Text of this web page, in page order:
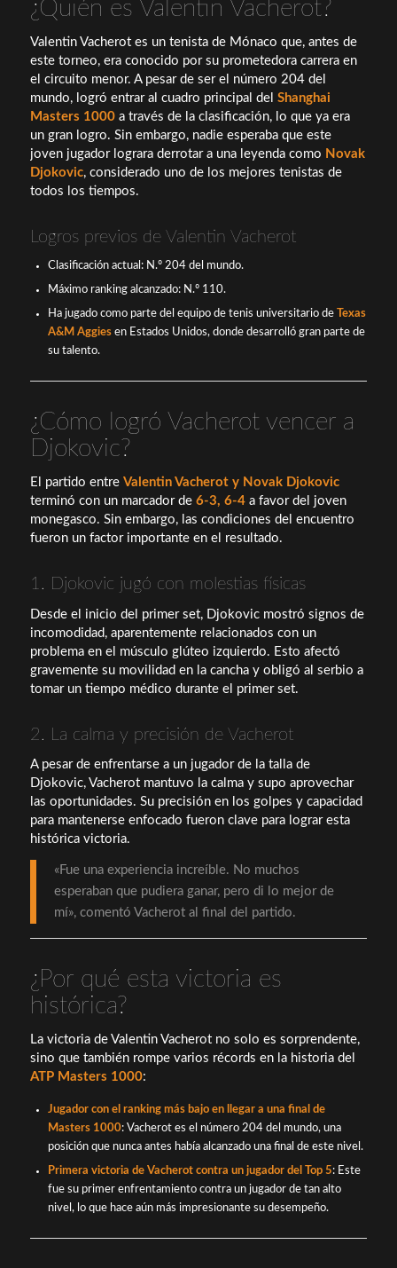
¿Quién es Valentin Vacherot?
Valentin Vacherot es un tenista de Mónaco que, antes de
este torneo, era conocido por su prometedora carrera en
el circuito menor. A pesar de ser el número 204 del
mundo, logró entrar al cuadro principal del Shanghai
Masters 1000a través de la clasificación, lo que ya era
un gran logro. Sin embargo, nadie esperaba que este
joven jugador lograra derrotar a una leyenda como Novak
Djokovic, considerado uno de los mejores tenistas de
todos los tiempos.
Logros previos de Valentin Vacherot
Clasificación actual: N.º 204 del mundo.
Máximo ranking alcanzado: N.º 110.
Ha jugado como parte del equipo de tenis universitario de Texas
A&M Aggiesen Estados Unidos, donde desarrolló gran parte de
su talento.
¿Cómo logró Vacherot vencer a
Djokovic?
El partido entre Valentin Vacherot y Novak Djokovic
terminó con un marcador de 6-3, 6-4a favor del joven
monegasco. Sin embargo, las condiciones del encuentro
fueron un factor importante en el resultado.
1. Djokovic jugó con molestias físicas
Desde el inicio del primer set, Djokovic mostró signos de
incomodidad, aparentemente relacionados con un
problema en el músculo glúteo izquierdo. Esto afectó
gravemente su movilidad en la cancha y obligó al serbio a
tomar un tiempo médico durante el primer set.
2. La calma y precisión de Vacherot
A pesar de enfrentarse a un jugador de la talla de
Djokovic, Vacherot mantuvo la calma y supo aprovechar
las oportunidades. Su precisión en los golpes y capacidad
para mantenerse enfocado fueron clave para lograr esta
histórica victoria.
«Fue una experiencia increíble. No muchos
esperaban que pudiera ganar, pero di lo mejor de
mí», comentó Vacherot al final del partido.
¿Por qué esta victoria es
histórica?
La victoria de Valentin Vacherot no solo es sorprendente,
sino que también rompe varios récords en la historia del
ATP Masters 1000:
Jugador con el ranking más bajo en llegar a una final de
Masters 1000: Vacherot es el número 204 del mundo, una
posición que nunca antes había alcanzado una final de este nivel.
Primera victoria de Vacherot contra un jugador del Top 5: Este
fue su primer enfrentamiento contra un jugador de tan alto
nivel, lo que hace aún más impresionante su desempeño.